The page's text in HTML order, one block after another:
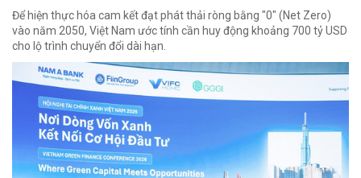
Để hiện thực hóa cam kết đạt phát thải ròng bằng "0" (Net Zero)
vào năm 2050, Việt Nam ước tính cần huy động khoảng 700 tỷ USD
cho lộ trình chuyển đổi dài hạn.